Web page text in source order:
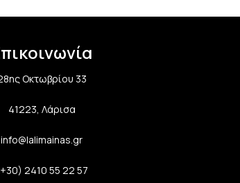
Οκτωβρίου 33
41223, Λάρισα
info@lalimainas.gr
2410 55 22 57